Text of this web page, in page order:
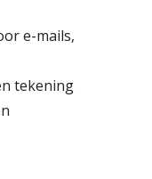
e-mails,
tekening